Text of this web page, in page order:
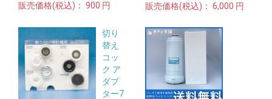
販売価格(税込)： 900 円
販売価格(税込)： 6,000 円
切り
替え
コッ
ク ア
ダプ
ター7